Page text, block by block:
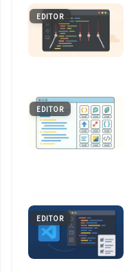
EDITOR
EDITOR
EDITOR